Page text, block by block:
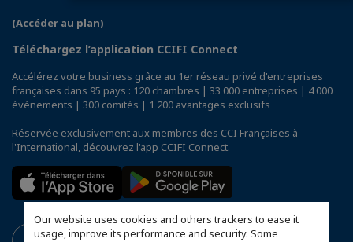
Our website uses cookies and others trackers to ease it
usage, improve its performance and security. Some
(Accéder au plan)
Téléchargez l’application CCIFI Connect
Accélérez votre business grâce au 1er réseau privé d'entreprises
françaises dans 95 pays : 120 chambres | 33 000 entreprises | 4 000
événements | 300 comités | 1 200 avantages exclusifs
Réservée exclusivement aux membres des CCI Françaises à
l'International, découvrez l'app CCIFI Connect.